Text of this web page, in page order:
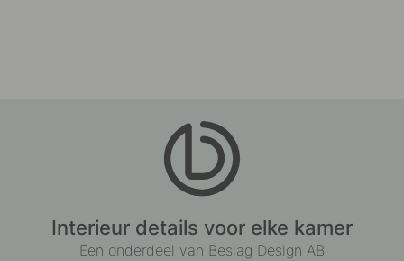
Interieur details voor elke kamer
Een onderdeel van Beslag Design AB